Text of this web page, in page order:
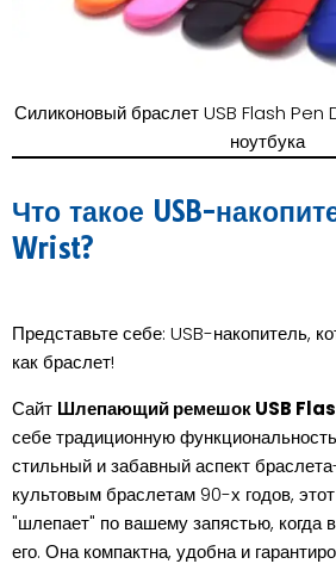
Силиконовый браслет USB Flash Pen
ноутбука
Что такое USB-
Wrist?
Представьте себе: USB-накопитель,
как браслет!
Сайт Шлепающий ремешок USB
себе традиционную
стильный и забавный аспект
культовым браслетам 90-х годов,
"шлепает" по вашему запястью, когда
его. Она компактна, удобна и